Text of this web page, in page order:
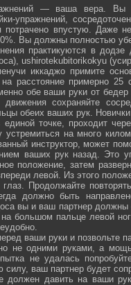
— ваша вера. Вы
упражнений,
потрачено впустую. Даже
Вы должны полностью
практикуются в додзе
ushiro­tekubitori­kokyu
иккаджо примите
расстояние примерно 25
обе ваши руки от
сохраняйте
обеих ваших рук.
единой точке, проходит
устремиться на много
инструктор, может
ваших рук назад. Это
положение, затем
левой. Из этого
глаз. Продолжайте
должно быть
вы и ваш партнер
большом пальце левой
ваши руки и позвольте
не одними руками, а
не удалась
силу, ваш партнер будет
должен давить на ваши